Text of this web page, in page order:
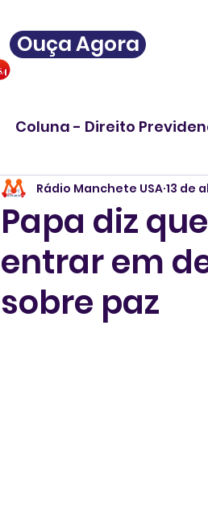
Ouça Agora
Coluna - Direito
Papa diz
entrar em
sobre paz
Rádio Manchete USA 13 de